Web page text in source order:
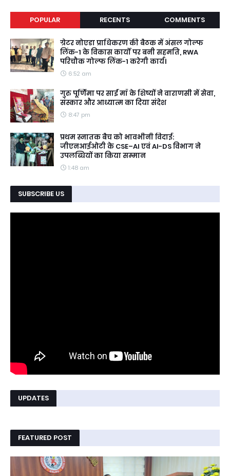
POPULAR RECENTS COMMENTS
ग्रेटर नोएडा प्राधिकरण की बैठक में अंसल गोल्फ
लिंक-1 के विकास कार्यों पर बनी सहमति, RWA
परिचौक गोल्फ लिंक-1 करेगी कार्य।
6:52 am
गुरु पूर्णिमा पर साईं माँ के शिष्यों ने वाराणसी में सेवा,
संस्कार और आध्यात्म का दिया संदेश
8:47 pm
प्रथम स्नातक बैच को भावभीनी विदाई:
जीएनआईओटी के CSE–AI एवं AI-DS विभाग ने
उपलब्धियों का किया सम्मान
1:48 am
SUBSCRIBE US
UPDATES
FEATURED POST